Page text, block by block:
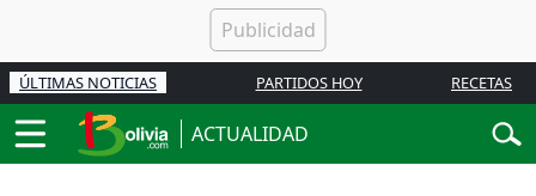
ÚLTIMAS NOTICIAS PARTIDOS HOY RECETAS
ACTUALIDAD